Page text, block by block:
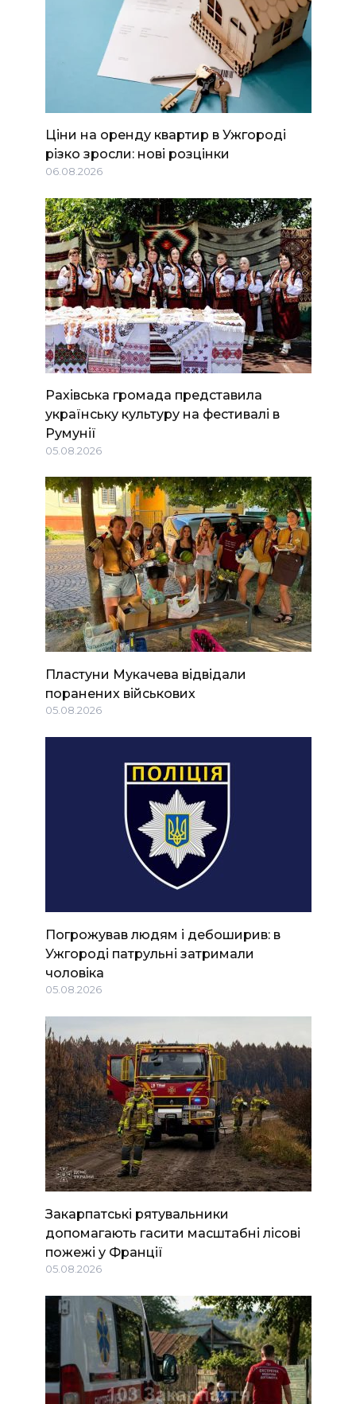
Ціни на оренду квартир в Ужгороді
різко зросли: нові розцінки
06.08.2026
Рахівська громада представила
українську культуру на фестивалі в
Румунії
05.08.2026
Пластуни Мукачева відвідали
поранених військових
05.08.2026
Погрожував людям і дебоширив: в
Ужгороді патрульні затримали
чоловіка
05.08.2026
Закарпатські рятувальники
допомагають гасити масштабні лісові
пожежі у Франції
05.08.2026